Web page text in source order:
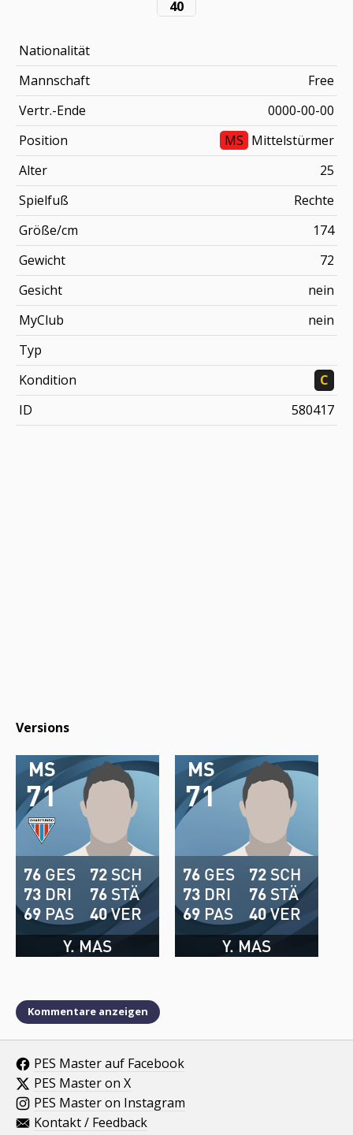
40
Nationalität
Mannschaft
Free
Vertr.-Ende
0000-00-00
Position
MS Mittelstürmer
Alter
25
Spielfuß
Rechte
Größe/cm
174
Gewicht
72
Gesicht
nein
MyClub
nein
Typ
Kondition
C
ID
580417
Versions
71
MS
Y. MAS
76 GES
73 DRI
69 PAS
72 SCH
76 STÄ
40VER
71
MS
Y. MAS
76 GES
73 DRI
69 PAS
72 SCH
76 STÄ
40VER
Kommentare anzeigen
PES Master auf Facebook
PES Master on X
PES Master on Instagram
Kontakt / Feedback